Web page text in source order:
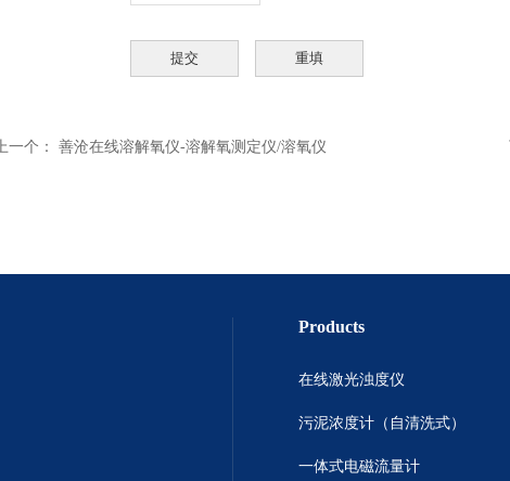
上一个： 善沧在线溶解氧仪-溶解氧测定仪/溶氧仪
Products
在线激光浊度仪
污泥浓度计（自清洗式）
一体式电磁流量计